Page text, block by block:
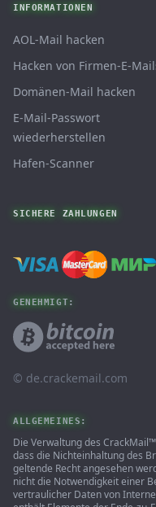
INFORMATIONEN
AOL-Mail hacken
Hacken von Firmen-E-
Domänen-Mail hacken
E-Mail-Passwort
wiederherstellen
Hafen-Scanner
SICHERE ZAHLUNGEN
GENEHMIGT:
© ‌de.crackemail.com
ALLGEMEINES:
Die Verwaltung des
dass die Nichteinhaltung des
geltende Recht angesehen
nicht die Notwendigkeit einer
vertraulicher Daten von